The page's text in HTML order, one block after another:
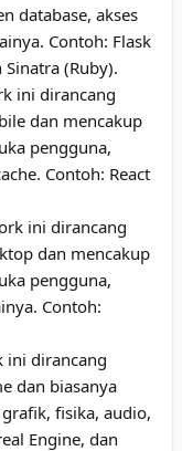
database, akses
Contoh: Flask
(Ruby).
ini dirancang
dan mencakup
pengguna,
Contoh: React
ini dirancang
dan mencakup
pengguna,
Contoh:
ini dirancang
dan biasanya
fisika, audio,
Engine, dan